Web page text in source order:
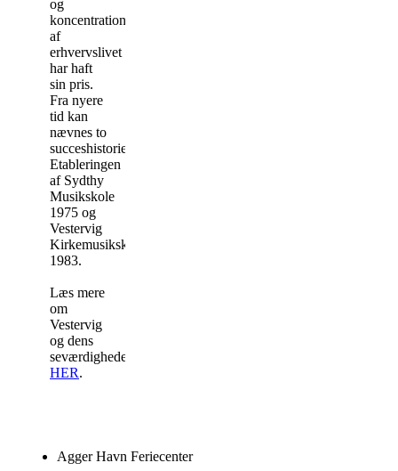
og
koncentrationer
af
erhvervslivet
har haft
sin pris.
Fra nyere
tid kan
nævnes to
succeshistorier:
Etableringen
af Sydthy
Musikskole
1975 og
Vestervig
Kirkemusikskole
1983.
Læs mere
om
Vestervig
og dens
seværdigheder
HER.
Agger Havn Feriecenter